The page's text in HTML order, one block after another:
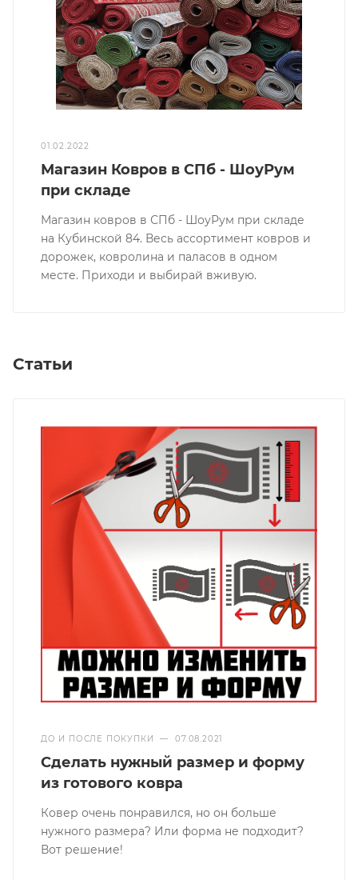
01.02.2022
Магазин Ковров в СПб - ШоуРум
при складе
Магазин ковров в СПб - ШоуРум при складе
на Кубинской 84. Весь ассортимент ковров и
дорожек, ковролина и паласов в одном
месте. Приходи и выбирай вживую.
Статьи
ДО И ПОСЛЕ ПОКУПКИ — 07.08.2021
Сделать нужный размер и форму
из готового ковра
Ковер очень понравился, но он больше
нужного размера? Или форма не подходит?
Вот решение!